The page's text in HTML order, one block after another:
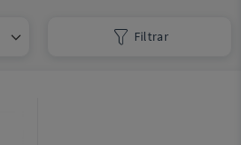
Filtrar